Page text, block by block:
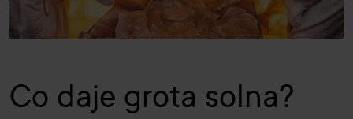
Co daje grota solna?